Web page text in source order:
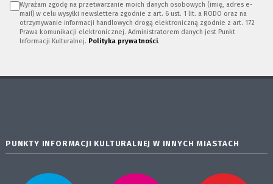
Wyrażam zgodę na przetwarzanie moich danych osobowych (imię, adres e-
mail) w celu wysyłki newslettera zgodnie z art. 6 ust. 1 lit. a RODO oraz na
otrzymywanie informacji handlowych drogą elektroniczną zgodnie z art. 172
Prawa komunikacji elektronicznej. Administratorem danych jest Punkt
Informacji Kulturalnej. Polityka prywatności.
PUNKTY INFORMACJI KULTURALNEJ W INNYCH MIASTACH